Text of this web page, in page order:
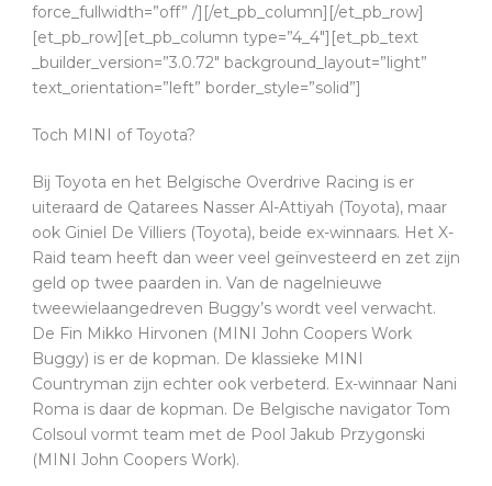
force_fullwidth=”off” /][/et_pb_column][/et_pb_row]
[et_pb_row][et_pb_column type=”4_4″][et_pb_text
_builder_version=”3.0.72″ background_layout=”light”
text_orientation=”left” border_style=”solid”]
Toch MINI of Toyota?
Bij Toyota en het Belgische Overdrive Racing is er
uiteraard de Qatarees Nasser Al-Attiyah (Toyota), maar
ook Giniel De Villiers (Toyota), beide ex-winnaars. Het X-
Raid team heeft dan weer veel geïnvesteerd en zet zijn
geld op twee paarden in. Van de nagelnieuwe
tweewielaangedreven Buggy’s wordt veel verwacht.
De Fin Mikko Hirvonen (MINI John Coopers Work
Buggy) is er de kopman. De klassieke MINI
Countryman zijn echter ook verbeterd. Ex-winnaar Nani
Roma is daar de kopman. De Belgische navigator Tom
Colsoul vormt team met de Pool Jakub Przygonski
(MINI John Coopers Work).